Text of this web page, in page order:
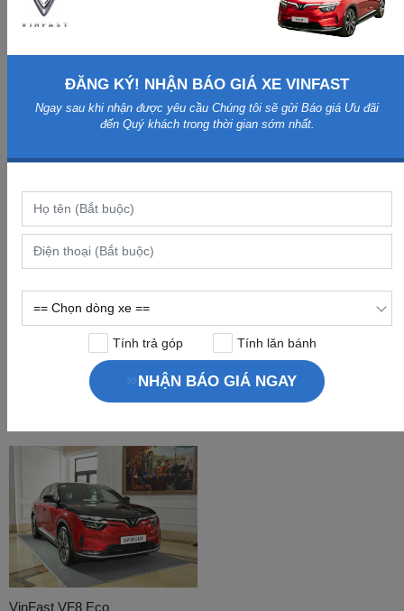
Tin tức nổi bật
Dòng xe Hot
VINFAST VF 3 VinFast VF6 PLUS
VinFast VF8 Eco
Hiệu & Bộ Đôi Siêu Sang Lạc Hồng
ĐĂNG KÝ! NHẬN BÁO GIÁ XE VINFAST
Ngay sau khi nhận được yêu cầu Chúng tôi sẽ gửi Báo giá Ưu đãi
đến Quý khách trong thời gian sớm nhất.
Tính trả góp Tính lăn bánh
NHẬN BÁO GIÁ NGAY